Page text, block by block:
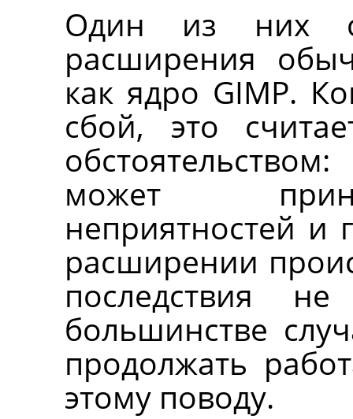
Один из них
расширения
как ядро GIMP.
сбой, это
может
неприятностей и
расширении
последствия
большинстве
продолжать
этому поводу.